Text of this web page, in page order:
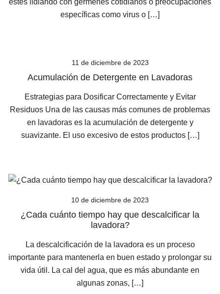
estés lidiando con gérmenes cotidianos o preocupaciones
específicas como virus o […]
11 de diciembre de 2023
Acumulación de Detergente en Lavadoras
Estrategias para Dosificar Correctamente y Evitar
Residuos Una de las causas más comunes de problemas
en lavadoras es la acumulación de detergente y
suavizante. El uso excesivo de estos productos […]
10 de diciembre de 2023
¿Cada cuánto tiempo hay que descalcificar la
lavadora?
La descalcificación de la lavadora es un proceso
importante para mantenerla en buen estado y prolongar su
vida útil. La cal del agua, que es más abundante en
algunas zonas, […]